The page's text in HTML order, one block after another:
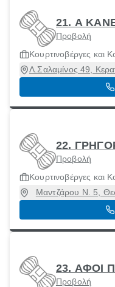
21. Α
Προβολή
Κουρτινοβέργες και
Λ.Σαλαμίνος 49,
22.
Προβολή
Κουρτινοβέργες και
Μαντζάρου Ν. 5,
23. ΑΦΟΙ
Προβολή